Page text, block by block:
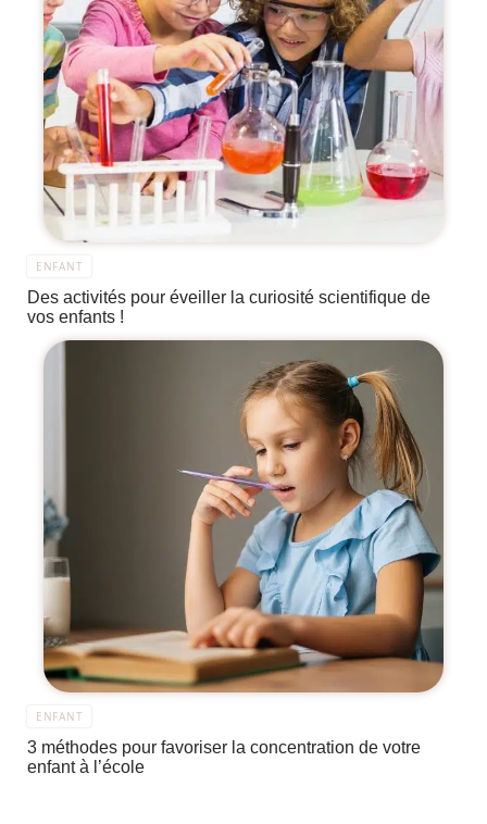
ENFANT
Des activités pour éveiller la curiosité scientifique de
vos enfants !
ENFANT
3 méthodes pour favoriser la concentration de votre
enfant à l’école